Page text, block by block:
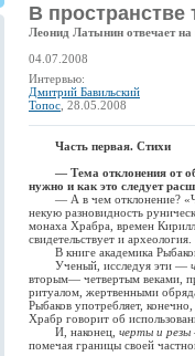
В пространстве
Леонид Латынин отвечает
04.07.2008
Интервью:
Дмитрий Бавильский
Топос , 28.05.2008
Часть первая. Стихи
— Тема отклонения от
нужно и как это следует
— А в чем отклонение?
некую разновидность
монаха Храбра, времен
свидетельствует и археология.
В книге академика Рыбакова
Ученый, исследуя эти —
вторым— четвертым веками,
ритуалом, жертвенными
Рыбаков употребляет,
Храбр говорит об
И, наконец, черты и резы
помечая границы своей